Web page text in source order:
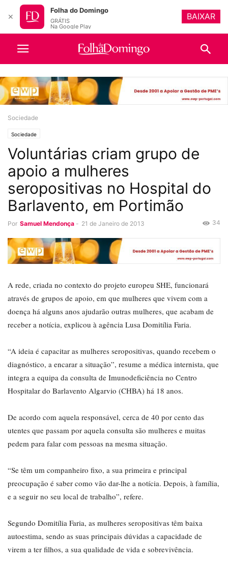
Sociedade
Sociedade
Voluntárias criam grupo de
apoio a mulheres
seropositivas no Hospital do
Barlavento, em Portimão
Por Samuel Mendonça - 21 de Janeiro de 2013 34
A rede, criada no contexto do projeto europeu SHE, funcionará
através de grupos de apoio, em que mulheres que vivem com a
doença há alguns anos ajudarão outras mulheres, que acabam de
receber a notícia, explicou à agência Lusa Domitília Faria.
“A ideia é capacitar as mulheres seropositivas, quando recebem o
diagnóstico, a encarar a situação”, resume a médica internista, que
integra a equipa da consulta de Imunodeficiência no Centro
Hospitalar do Barlavento Algarvio (CHBA) há 18 anos.
De acordo com aquela responsável, cerca de 40 por cento das
utentes que passam por aquela consulta são mulheres e muitas
pedem para falar com pessoas na mesma situação.
“Se têm um companheiro fixo, a sua primeira e principal
preocupação é saber como vão dar-lhe a notícia. Depois, à família,
e a seguir no seu local de trabalho”, refere.
Segundo Domitília Faria, as mulheres seropositivas têm baixa
autoestima, sendo as suas principais dúvidas a capacidade de
virem a ter filhos, a sua qualidade de vida e sobrevivência.
✕
Folha do Domingo
GRÁTIS
Na Google Play
BAIXAR